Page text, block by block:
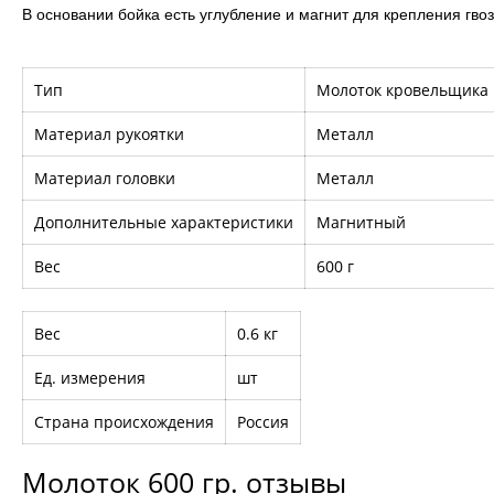
В основании бойка есть углубление и магнит для крепления
Тип Молоток кровельщика
Материал рукоятки Металл
Материал головки Металл
Дополнительные характеристики Магнитный
Вес 600 г
Вес 0.6 кг
Ед. измерения шт
Страна происхождения Россия
Молоток 600 гр. отзывы